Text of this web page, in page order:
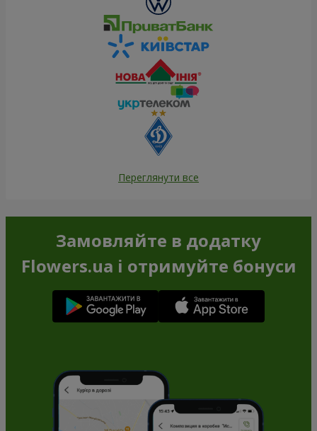
Переглянути все
Замовляйте в додатку
Flowers.ua і отримуйте бонуси